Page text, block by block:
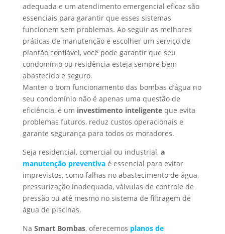
adequada e um atendimento emergencial eficaz são
essenciais para garantir que esses sistemas
funcionem sem problemas. Ao seguir as melhores
práticas de manutenção e escolher um serviço de
plantão confiável, você pode garantir que seu
condomínio ou residência esteja sempre bem
abastecido e seguro.
Manter o bom funcionamento das bombas d’água no
seu condomínio não é apenas uma questão de
eficiência, é um investimento inteligenteque evita
problemas futuros, reduz custos operacionais e
garante segurança para todos os moradores.
Seja residencial, comercial ou industrial, a
manutenção preventivaé essencial para evitar
imprevistos, como falhas no abastecimento de água,
pressurização inadequada, válvulas de controle de
pressão ou até mesmo no sistema de filtragem de
água de piscinas.
Na Smart Bombas, oferecemos planos de